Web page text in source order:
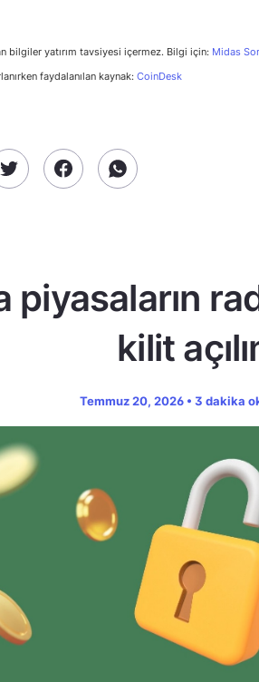
bilgiler yatırım tavsiyesi içermez. Bilgi için: Midas
faydalanılan kaynak: CoinDesk
piyasaların
kilit
Temmuz 20, 2026 • 3 dakika